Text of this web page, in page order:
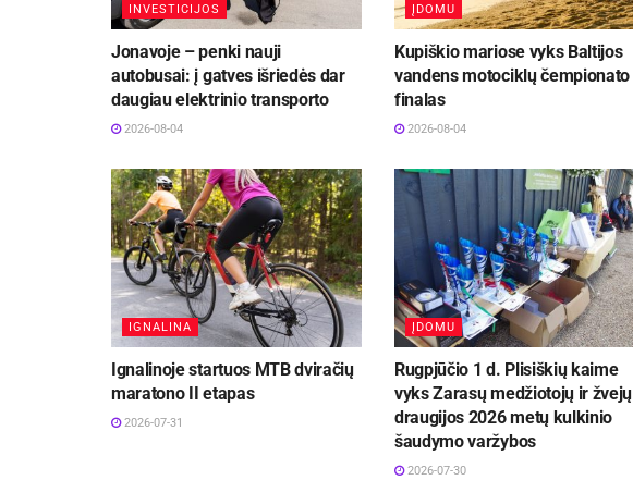
INVESTICIJOS
Jonavoje – penki nauji
autobusai: į gatves išriedės dar
daugiau elektrinio transporto
2026-08-04
ĮDOMU
Kupiškio mariose vyks Baltijos
vandens motociklų čempionato
finalas
2026-08-04
IGNALINA
Ignalinoje startuos MTB dviračių
maratono II etapas
2026-07-31
ĮDOMU
Rugpjūčio 1 d. Plisiškių kaime
vyks Zarasų medžiotojų ir žvejų
draugijos 2026 metų kulkinio
šaudymo varžybos
2026-07-30